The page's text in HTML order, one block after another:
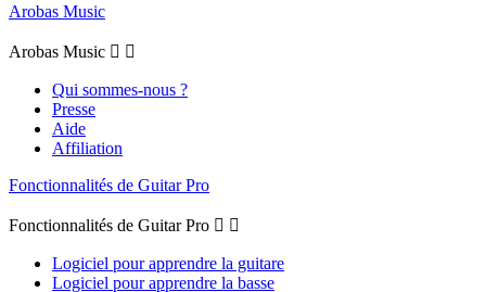
Arobas Music
Arobas Music  
Qui sommes-nous ?
Presse
Aide
Affiliation
Fonctionnalités de Guitar Pro
Fonctionnalités de Guitar Pro  
Logiciel pour apprendre la guitare
Logiciel pour apprendre la basse